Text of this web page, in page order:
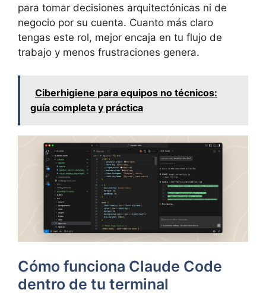
para tomar decisiones arquitectónicas ni de
negocio por su cuenta. Cuanto más claro
tengas este rol, mejor encaja en tu flujo de
trabajo y menos frustraciones genera.
Ciberhigiene para equipos no técnicos:
guía completa y práctica
Cómo funciona Claude Code
dentro de tu terminal